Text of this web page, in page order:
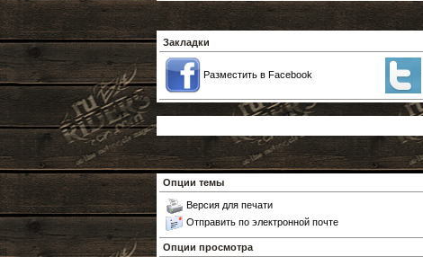
Закладки
Разместить в Facebook
Опции темы
Версия для печати
Отправить по электронной почте
Опции просмотра